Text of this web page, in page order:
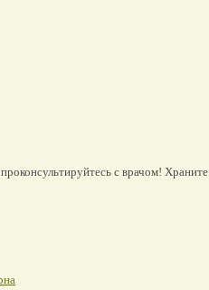
с врачом! Храните